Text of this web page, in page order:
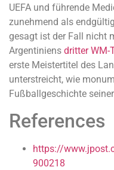
UEFA und führende
zunehmend als
gesagt ist der Fall nicht
Argentiniens dritter WM-
erste Meistertitel des
unterstreicht, wie
Fußballgeschichte
References
https://
900218